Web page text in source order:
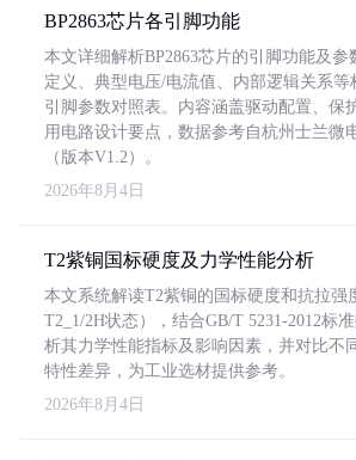
BP2863芯片各引脚功能
本文详细解析BP2863芯片的引脚功能及参
定义、典型电压/电流值、内部逻辑关系等
引脚参数对照表。内容涵盖驱动配置、保
用电路设计要点，数据参考自杭州士兰微
（版本V1.2）。
2026年8月4日
T2紫铜国标硬度及力学性能分析
本文系统解读T2紫铜的国标硬度和抗拉强
T2_1/2H状态），结合GB/T 5231-2012标
析其力学性能指标及影响因素，并对比不
特性差异，为工业选材提供参考。
2026年8月4日